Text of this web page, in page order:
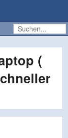
(